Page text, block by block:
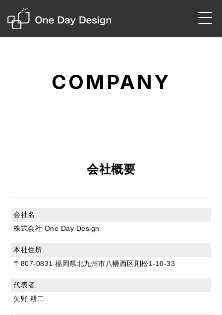
COMPANY
会社概要
会社名
株式会社 One Day Design
本社住所
〒807-0831 福岡県北九州市八幡西区則松1-10-33
代表者
矢野 耕二